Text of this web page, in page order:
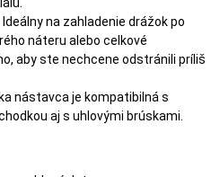
na zahladenie drážok po
náteru alebo celkové
aby ste nechcene odstránili príliš
nástavca je kompatibilná s
aj s uhlovými brúskami.